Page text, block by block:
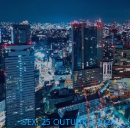
SEX, 25 OUTUBRO 2024